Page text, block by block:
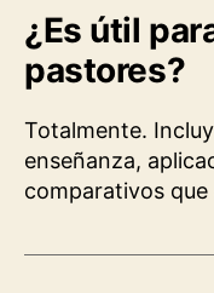
¿Es útil
pastores?
Totalmente.
enseñanza,
comparativos